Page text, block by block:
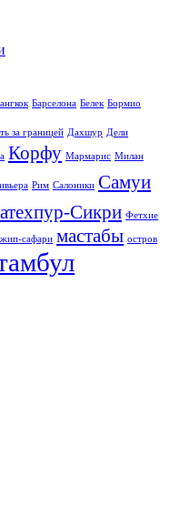
Барселона Белек Бормио
за границей Дахшур Дели
Корфу Мармарис Милан
Рим Салоники Самуи
Сикри Фетхие
сафари мастабы остров